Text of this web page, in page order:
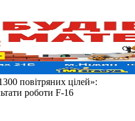
повітряних цілей»:
роботи F-16